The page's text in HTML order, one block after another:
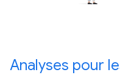
Analyses pour